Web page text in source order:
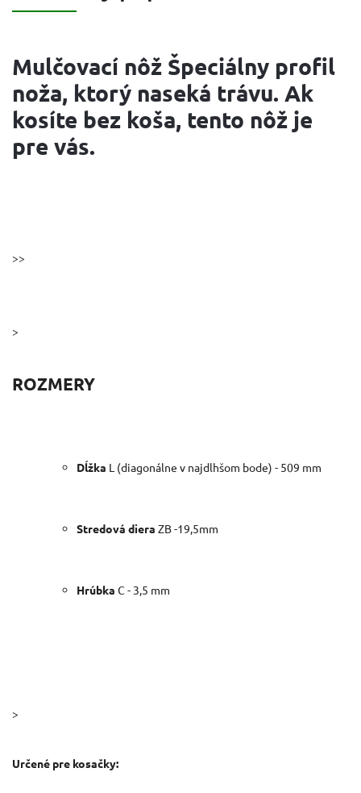
Mulčovací nôž Špeciálny profil
noža, ktorý naseká trávu. Ak
kosíte bez koša, tento nôž je
pre vás.
>>
>
ROZMERY
Dĺžka L (diagonálne v najdlhšom bode) - 509 mm
Stredová diera ZB -19,5mm
Hrúbka C - 3,5 mm
>
Určené pre kosačky: